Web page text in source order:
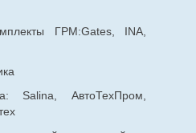
ГРМ:Gates, INA,
Salina, АвтоТехПром,